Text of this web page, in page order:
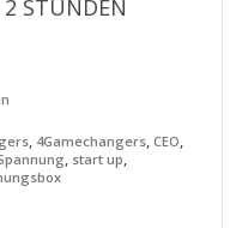
STUNDEN
, 4Gamechangers,CEO,
, start up,